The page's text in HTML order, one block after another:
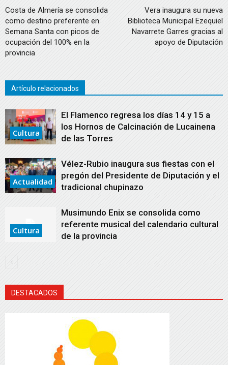
Costa de Almería se consolida
como destino preferente en
Semana Santa con picos de
ocupación del 100% en la
provincia
Vera inaugura su nueva
Biblioteca Municipal Ezequiel
Navarrete Garres gracias al
apoyo de Diputación
Artículo relacionados
Cultura
El Flamenco regresa los días 14 y 15 a
los Hornos de Calcinación de Lucainena
de las Torres
Actualidad
Vélez-Rubio inaugura sus fiestas con el
pregón del Presidente de Diputación y el
tradicional chupinazo
Cultura
Musimundo Enix se consolida como
referente musical del calendario cultural
de la provincia
DESTACADOS